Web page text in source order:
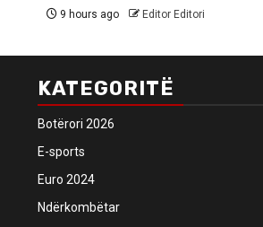
9 hours ago Editor Editori
KATEGORITË
Botërori 2026
E-sports
Euro 2024
Ndërkombëtar